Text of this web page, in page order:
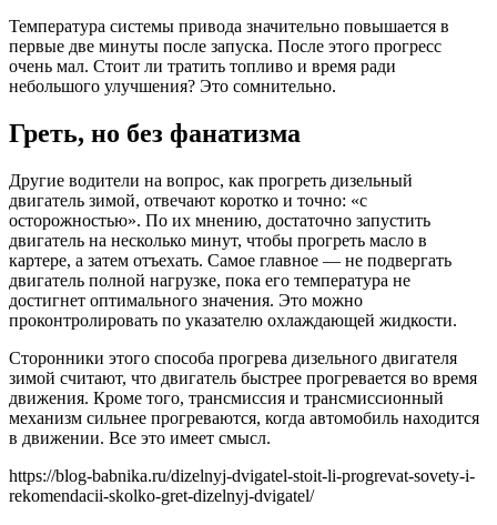
Температура системы привода значительно повышается в
первые две минуты после запуска. После этого прогресс
очень мал. Стоит ли тратить топливо и время ради
небольшого улучшения? Это сомнительно.
Греть, но без фанатизма
Другие водители на вопрос, как прогреть дизельный
двигатель зимой, отвечают коротко и точно: «с
осторожностью». По их мнению, достаточно запустить
двигатель на несколько минут, чтобы прогреть масло в
картере, а затем отъехать. Самое главное — не подвергать
двигатель полной нагрузке, пока его температура не
достигнет оптимального значения. Это можно
проконтролировать по указателю охлаждающей жидкости.
Сторонники этого способа прогрева дизельного двигателя
зимой считают, что двигатель быстрее прогревается во время
движения. Кроме того, трансмиссия и трансмиссионный
механизм сильнее прогреваются, когда автомобиль находится
в движении. Все это имеет смысл.
https://blog-babnika.ru/dizelnyj-dvigatel-stoit-li-progrevat-sovety-i-
rekomendacii-skolko-gret-dizelnyj-dvigatel/